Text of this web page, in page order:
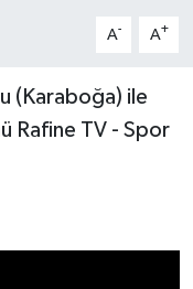
A- A+
(‪‪‪‪‪‪‪Karaboğa) ile
Rafine TV - Spor